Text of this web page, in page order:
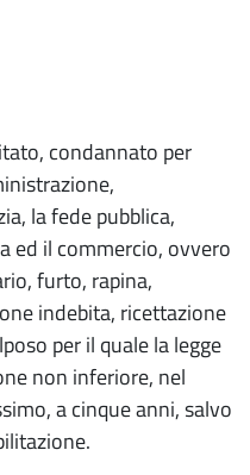
condannato per
la fede pubblica,
ed il commercio, ovvero
furto, rapina,
indebita, ricettazione
per il quale la legge
non inferiore, nel
a cinque anni, salvo